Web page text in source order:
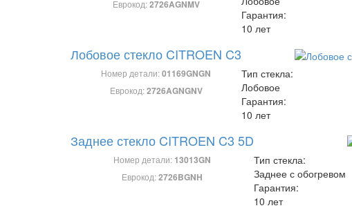
Еврокод:2726AGNMV
Гарантия:
10 лет
Лобовое стекло CITROEN C3
Номер детали:01169GNGN
Еврокод:2726AGNGNV
Тип стекла:
Лобовое
Гарантия:
10 лет
Заднее стекло CITROEN C3 5D
Номер детали: 13013GN
Еврокод:2726BGNH
Тип стекла:
Заднее с обогревом
Гарантия:
10 лет